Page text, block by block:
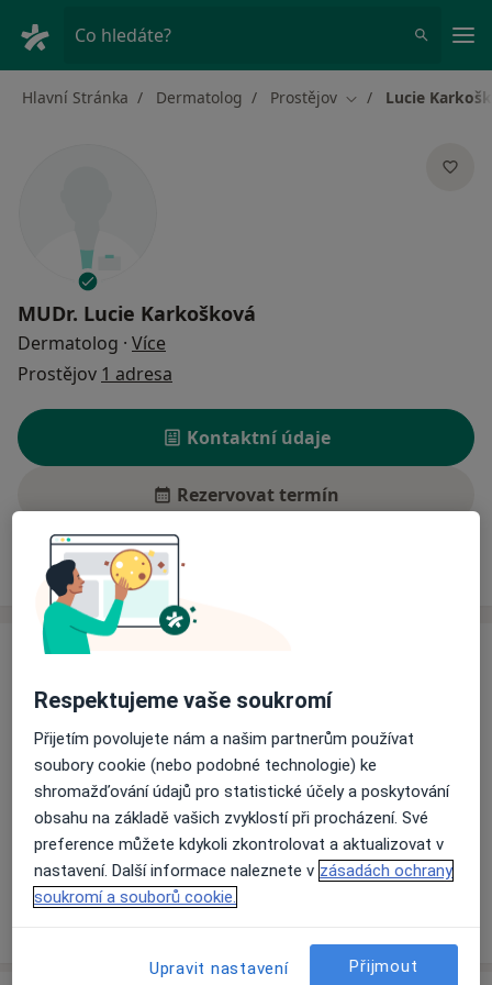
Co hledáte?
Hlavní Stránka Dermatolog Prostějov Změna města
Lucie
MUDr. Lucie Karkošková
Dermatolog · Více
Prostějov 1 adresa
Kontaktní údaje
Rezervovat termín
Zkušenosti Ceník
Zkušenosti
Dětská dermatologie
Estetická medicína
Hlavní léčená onemocnění
Alergická kontaktní dermatitida
Kožní alergie
Albinismus
Bradavice Seboroická bradavice
Respektujeme vaše soukromí
Přijetím povolujete nám a našim partnerům používat
soubory cookie (nebo podobné technologie) ke
shromažďování údajů pro statistické účely a poskytování
obsahu na základě vašich zvyklostí při procházení. Své
preference můžete kdykoli zkontrolovat a aktualizovat v
nastavení. Další informace naleznete v zásadách ochrany
soukromí a souborů cookie.
Upravit nastavení Přijmout